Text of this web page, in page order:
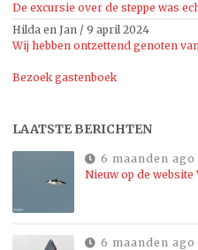
De excursie over de steppe was
Hilda en Jan / 9 april 2024
Wij hebben ontzettend genoten
Bezoek gastenboek
LAATSTE BERICHTEN
6 maanden ago
Nieuw op de
6 maanden ago